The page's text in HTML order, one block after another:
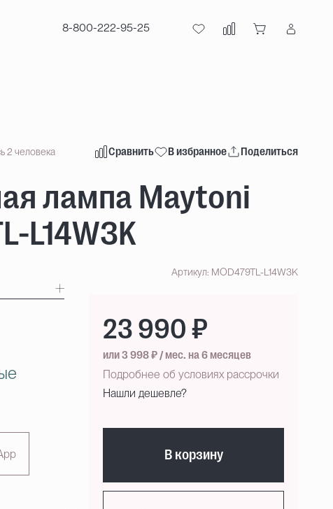
8-800-222-95-25
2 человека Сравнить В избранное Поделиться
лампа Maytoni
L14W3K
Артикул: MOD479TL-L14W3K
23 990 ₽
или 3 998 ₽ / мес. на 6 месяцев
Подробнее об условиях рассрочки
Нашли дешевле?
В корзину